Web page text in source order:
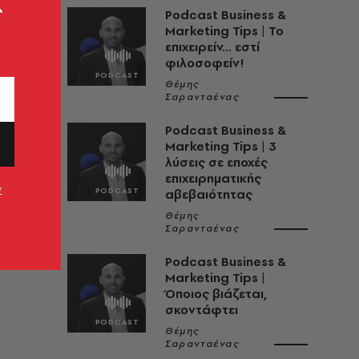
Podcast Business &
Marketing Tips | Το
επιχειρείν... εστί
φιλοσοφείν!
Θέμης
Σαρανταένας
Podcast Business &
Marketing Tips | 3
λύσεις σε εποχές
επιχειρηματικής
αβεβαιότητας
Θέμης
Σαρανταένας
Podcast Business &
Marketing Tips |
Όποιος βιάζεται,
σκοντάφτει
Θέμης
Σαρανταένας